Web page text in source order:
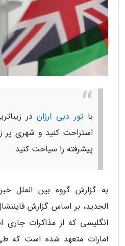
با تور دبی ارزاندر
استراحت کنید و شهری پر
پیشرفته را سیاحت کنید.
به گزارش گروه بین الملل
الجدید، بر اساس گزارش
انگلیسی که از مذاکرات جاری